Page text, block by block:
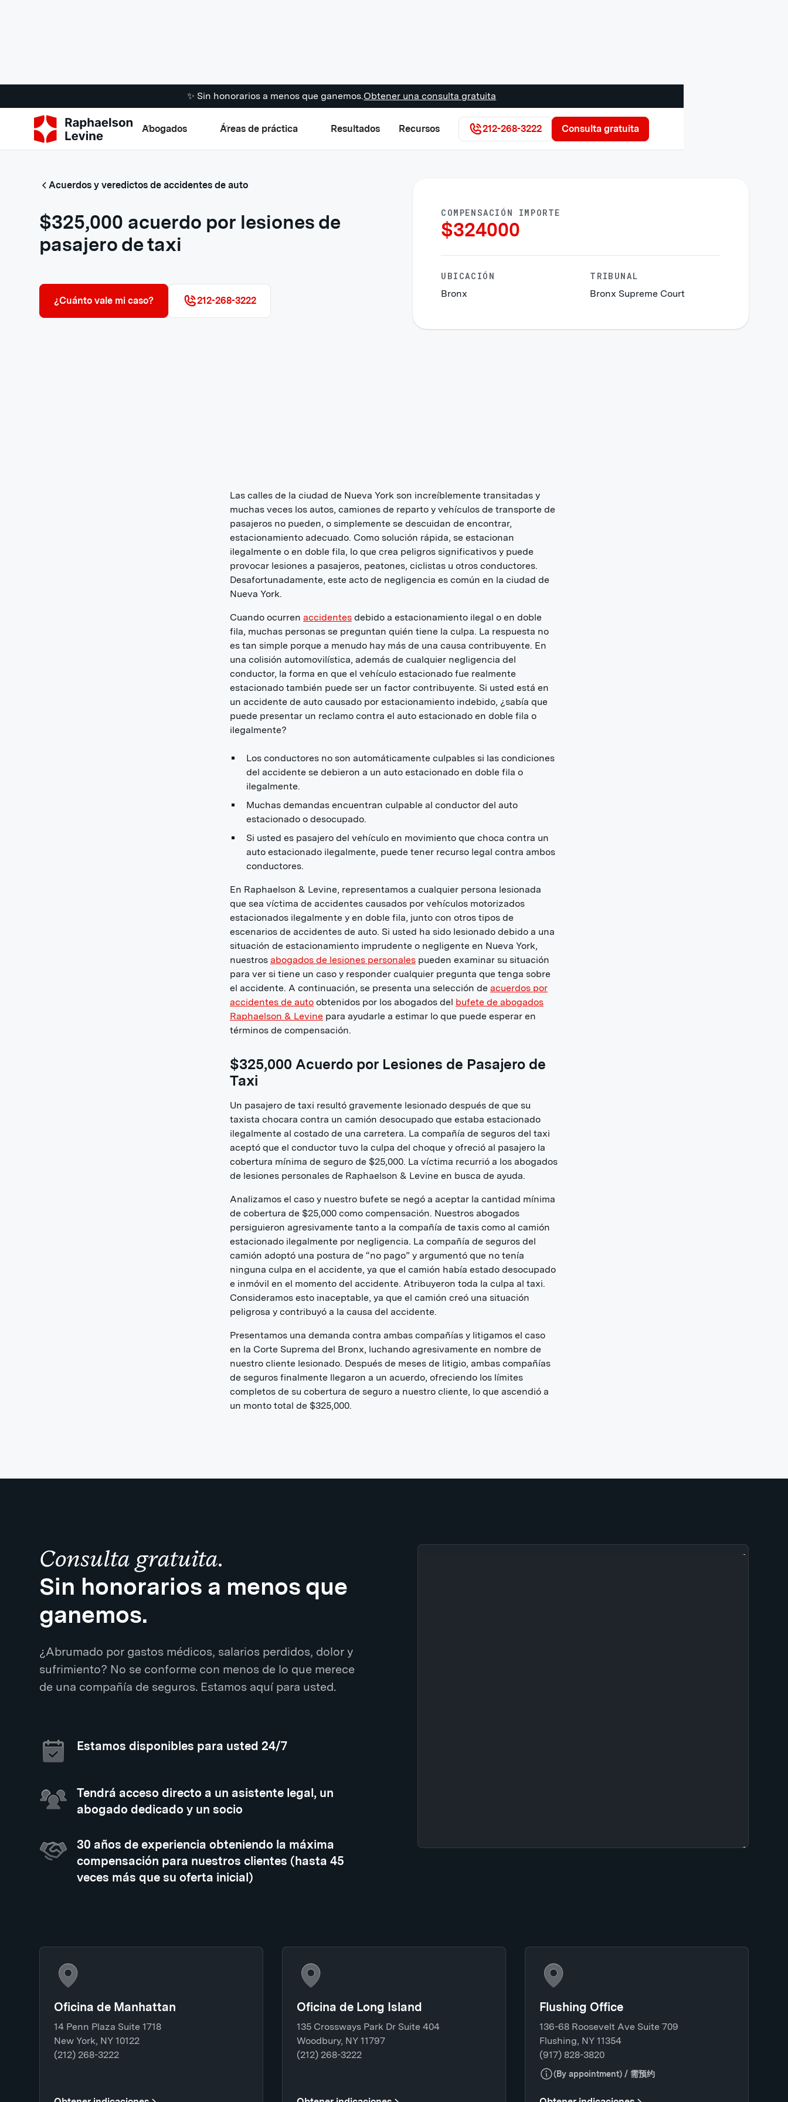
✨ Sin honorarios a menos que ganemos.Obtener una consulta gratuita
Abogados Áreas de práctica Resultados Recursos 212-268-3222 Consulta gratuita
Acuerdos y veredictos de accidentes de auto
$325,000 acuerdo por lesiones de
pasajero de taxi
¿Cuánto vale mi caso? 212-268-3222
COMPENSACIÓN IMPORTE
$324000
UBICACIÓN
Bronx
TRIBUNAL
Bronx Supreme Court
Las calles de la ciudad de Nueva York son increíblemente transitadas y
muchas veces los autos, camiones de reparto y vehículos de transporte de
pasajeros no pueden, o simplemente se descuidan de encontrar,
estacionamiento adecuado. Como solución rápida, se estacionan
ilegalmente o en doble fila, lo que crea peligros significativos y puede
provocar lesiones a pasajeros, peatones, ciclistas u otros conductores.
Desafortunadamente, este acto de negligencia es común en la ciudad de
Nueva York.
Cuando ocurren accidentes debido a estacionamiento ilegal o en doble
fila, muchas personas se preguntan quién tiene la culpa. La respuesta no
es tan simple porque a menudo hay más de una causa contribuyente. En
una colisión automovilística, además de cualquier negligencia del
conductor, la forma en que el vehículo estacionado fue realmente
estacionado también puede ser un factor contribuyente. Si usted está en
un accidente de auto causado por estacionamiento indebido, ¿sabía que
puede presentar un reclamo contra el auto estacionado en doble fila o
ilegalmente?
Los conductores no son automáticamente culpables si las condiciones
del accidente se debieron a un auto estacionado en doble fila o
ilegalmente.
Muchas demandas encuentran culpable al conductor del auto
estacionado o desocupado.
Si usted es pasajero del vehículo en movimiento que choca contra un
auto estacionado ilegalmente, puede tener recurso legal contra ambos
conductores.
En Raphaelson & Levine, representamos a cualquier persona lesionada
que sea víctima de accidentes causados por vehículos motorizados
estacionados ilegalmente y en doble fila, junto con otros tipos de
escenarios de accidentes de auto. Si usted ha sido lesionado debido a una
situación de estacionamiento imprudente o negligente en Nueva York,
nuestros abogados de lesiones personales pueden examinar su situación
para ver si tiene un caso y responder cualquier pregunta que tenga sobre
el accidente. A continuación, se presenta una selección de acuerdos por
accidentes de auto obtenidos por los abogados del bufete de abogados
Raphaelson & Levine para ayudarle a estimar lo que puede esperar en
términos de compensación.
$325,000 Acuerdo por Lesiones de Pasajero de
Taxi
Un pasajero de taxi resultó gravemente lesionado después de que su
taxista chocara contra un camión desocupado que estaba estacionado
ilegalmente al costado de una carretera. La compañía de seguros del taxi
aceptó que el conductor tuvo la culpa del choque y ofreció al pasajero la
cobertura mínima de seguro de $25,000. La víctima recurrió a los abogados
de lesiones personales de Raphaelson & Levine en busca de ayuda.
Analizamos el caso y nuestro bufete se negó a aceptar la cantidad mínima
de cobertura de $25,000 como compensación. Nuestros abogados
persiguieron agresivamente tanto a la compañía de taxis como al camión
estacionado ilegalmente por negligencia. La compañía de seguros del
camión adoptó una postura de “no pago” y argumentó que no tenía
ninguna culpa en el accidente, ya que el camión había estado desocupado
e inmóvil en el momento del accidente. Atribuyeron toda la culpa al taxi.
Consideramos esto inaceptable, ya que el camión creó una situación
peligrosa y contribuyó a la causa del accidente.
Presentamos una demanda contra ambas compañías y litigamos el caso
en la Corte Suprema del Bronx, luchando agresivamente en nombre de
nuestro cliente lesionado. Después de meses de litigio, ambas compañías
de seguros finalmente llegaron a un acuerdo, ofreciendo los límites
completos de su cobertura de seguro a nuestro cliente, lo que ascendió a
un monto total de $325,000.
Consulta gratuita.
Sin honorarios a menos que
ganemos.
¿Abrumado por gastos médicos, salarios perdidos, dolor y
sufrimiento? No se conforme con menos de lo que merece
de una compañía de seguros. Estamos aquí para usted.
Estamos disponibles para usted 24/7
Tendrá acceso directo a un asistente legal, un
abogado dedicado y un socio
30 años de experiencia obteniendo la máxima
compensación para nuestros clientes (hasta 45
veces más que su oferta inicial)
Oficina de Manhattan
14 Penn Plaza Suite 1718
New York, NY 10122
(212) 268-3222
Oficina de Long Island
135 Crossways Park Dr Suite 404
Woodbury, NY 11797
(212) 268-3222
Flushing Office
136-68 Roosevelt Ave Suite 709
Flushing, NY 11354
(917) 828-3820
(By appointment) / 需预约